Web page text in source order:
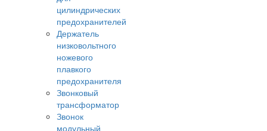
цилиндрических
предохранителей
Держатель
низковольтного
ножевого
плавкого
предохранителя
Звонковый
трансформатор
Звонок
модульный